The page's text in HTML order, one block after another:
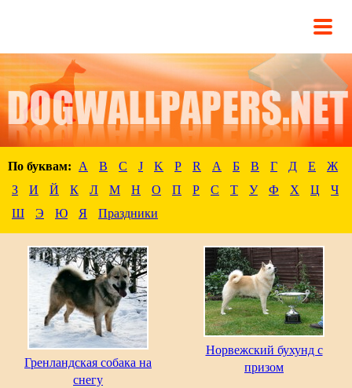
По буквам: A B C J K P R А Б В Г Д Е
Ж
З
И Й К Л М Н О П Р С Т У Ф Х Ц
Ч
Ш
Э Ю Я Праздники
Гренландская собака на
снегу
Норвежский бухунд с
призом